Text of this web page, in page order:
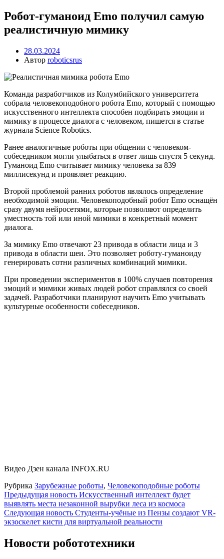
Робот-гуманоид Emo получил самую
реалистичную мимику
28.03.2024
Автор roboticsrus
Команда разработчиков из Колумбийского университета
собрала человекоподобного робота Emo, который с помощью
искусственного интеллекта способен подбирать эмоции и
мимику в процессе диалога с человеком, пишется в статье
журнала Science Robotics.
Ранее аналогичные роботы при общении с человеком-
собеседником могли улыбаться в ответ лишь спустя 5 секунд.
Гуманоид Emo считывает мимику человека за 839
миллисекунд и проявляет реакцию.
Второй проблемой ранних роботов являлось определение
необходимой эмоции. Человекоподобный робот Emo оснащён
сразу двумя нейросетями, которые позволяют определить
уместность той или иной мимики в конкретный момент
диалога.
За мимику Emo отвечают 23 привода в области лица и 3
привода в области шеи. Это позволяет роботу-гуманоиду
генерировать сотни различных комбинаций мимики.
При проведении экспериментов в 100% случаев повторения
эмоций и мимики живых людей робот справлялся со своей
задачей. Разработчики планируют научить Emo учитывать
культурные особенности собеседников.
Видео Дзен канала INFOX.RU
Рубрика Зарубежные роботы, Человекоподобные роботы
Навигация
по
записям
Предыдущая новость Искусственный интеллект будет
выявлять места незаконной вырубки леса из космоса
Следующая новость Студенты-учёные из Пензы создают VR-
экзоскелет кисти для виртуальной реальности
Новости робототехники